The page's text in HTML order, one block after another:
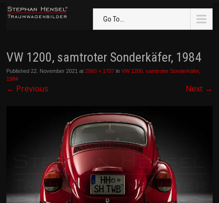
Go To...
VW 1200, samtroter Sonderkäfer, 1984
Published22. November 2021 at2560 × 1707 inVW 1200, samtroter Sonderkäfer,
1984
← Previous Next →